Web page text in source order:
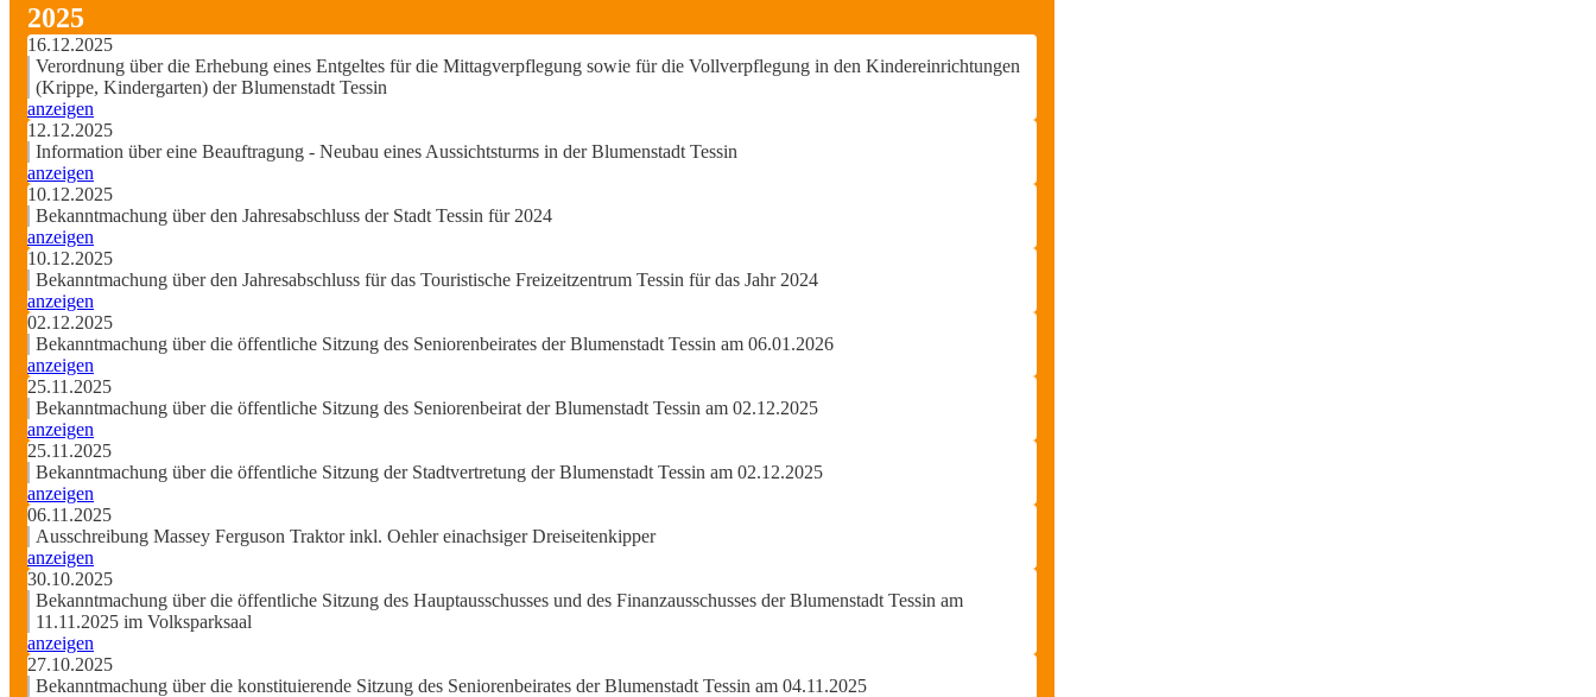
2025
16.12.2025
Verordnung über die Erhebung eines Entgeltes für die Mittagverpflegung sowie für die Vollverpflegung in den Kindereinrichtungen
(Krippe, Kindergarten) der Blumenstadt Tessin
anzeigen
12.12.2025
Information über eine Beauftragung - Neubau eines Aussichtsturms in der Blumenstadt Tessin
anzeigen
10.12.2025
Bekanntmachung über den Jahresabschluss der Stadt Tessin für 2024
anzeigen
10.12.2025
Bekanntmachung über den Jahresabschluss für das Touristische Freizeitzentrum Tessin für das Jahr 2024
anzeigen
02.12.2025
Bekanntmachung über die öffentliche Sitzung des Seniorenbeirates der Blumenstadt Tessin am 06.01.2026
anzeigen
25.11.2025
Bekanntmachung über die öffentliche Sitzung des Seniorenbeirat der Blumenstadt Tessin am 02.12.2025
anzeigen
25.11.2025
Bekanntmachung über die öffentliche Sitzung der Stadtvertretung der Blumenstadt Tessin am 02.12.2025
anzeigen
06.11.2025
Ausschreibung Massey Ferguson Traktor inkl. Oehler einachsiger Dreiseitenkipper
anzeigen
30.10.2025
Bekanntmachung über die öffentliche Sitzung des Hauptausschusses und des Finanzausschusses der Blumenstadt Tessin am
11.11.2025 im Volksparksaal
anzeigen
27.10.2025
Bekanntmachung über die konstituierende Sitzung des Seniorenbeirates der Blumenstadt Tessin am 04.11.2025